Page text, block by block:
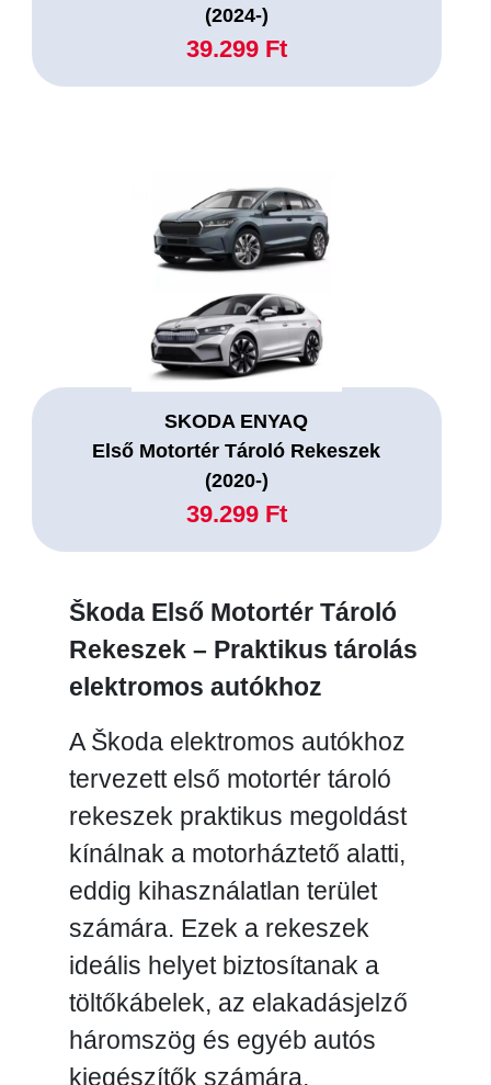
(2024-)
39.299 Ft
SKODA ENYAQ
Első Motortér Tároló Rekeszek
(2020-)
39.299 Ft
Škoda Első Motortér Tároló
Rekeszek – Praktikus tárolás
elektromos autókhoz
A Škoda elektromos autókhoz
tervezett első motortér tároló
rekeszek praktikus megoldást
kínálnak a motorháztető alatti,
eddig kihasználatlan terület
számára. Ezek a rekeszek
ideális helyet biztosítanak a
töltőkábelek, az elakadásjelző
háromszög és egyéb autós
kiegészítők számára,